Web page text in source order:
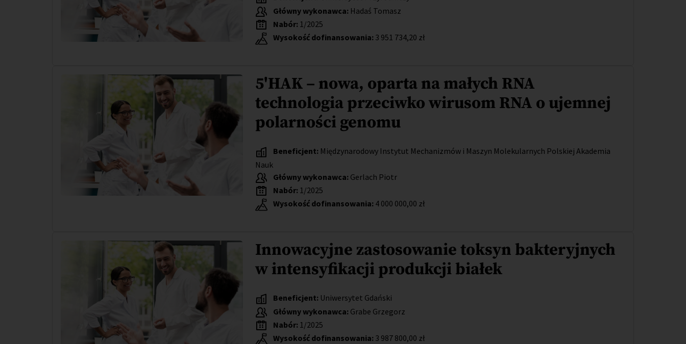
Główny wykonawca: Hadaś Tomasz
Nabór: 1/2025
Wysokość dofinansowania: 3 951 734,20 zł
5'HAK – nowa, oparta na małych RNA
technologia przeciwko wirusom RNA o ujemnej
polarności genomu
Beneficjent: Międzynarodowy Instytut Mechanizmów i Maszyn Molekularnych Polskiej Akademia
Nauk
Główny wykonawca: Gerlach Piotr
Nabór: 1/2025
Wysokość dofinansowania: 4 000 000,00 zł
Innowacyjne zastosowanie toksyn bakteryjnych
w intensyfikacji produkcji białek
Beneficjent: Uniwersytet Gdański
Główny wykonawca: Grabe Grzegorz
Nabór: 1/2025
Wysokość dofinansowania: 3 987 800,00 zł